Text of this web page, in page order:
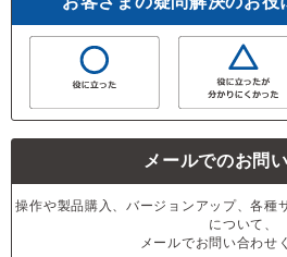
メールでのお問
操作や製品購入、バージョンアップ、各種
について、
メールでお問い合わせ